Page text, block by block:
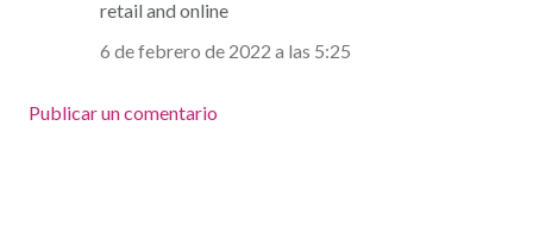
retail and online
6 de febrero de 2022 a las 5:25
Publicar un comentario